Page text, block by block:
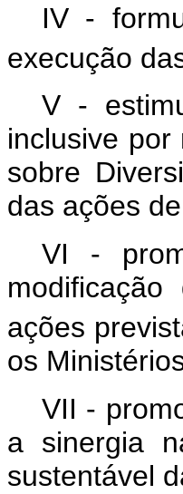
IV -
execução
V -
inclusive
sobre
das ações
VI -
ações
os
VII -
a sinergia
sustentável